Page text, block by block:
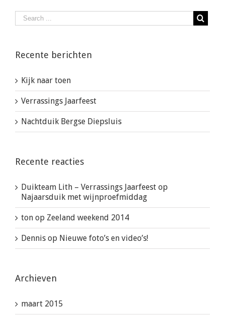
Recente berichten
Kijk naar toen
Verrassings Jaarfeest
Nachtduik Bergse Diepsluis
Recente reacties
Duikteam Lith – Verrassings Jaarfeest op
Najaarsduik met wijnproefmiddag
ton op Zeeland weekend 2014
Dennis op Nieuwe foto’s en video’s!
Archieven
maart 2015